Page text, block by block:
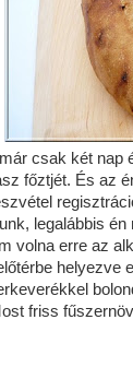
csak két nap
főztjét. És az
legalábbis én
volna erre az
helyezve
friss